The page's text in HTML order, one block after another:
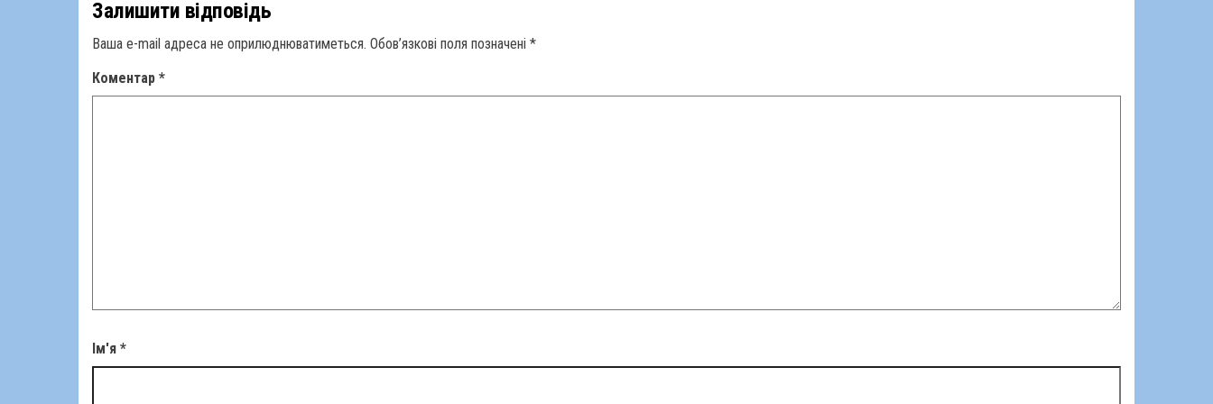
Залишити відповідь
Ваша e-mail адреса не оприлюднюватиметься. Обов’язкові поля позначені *
Коментар *
Ім'я *